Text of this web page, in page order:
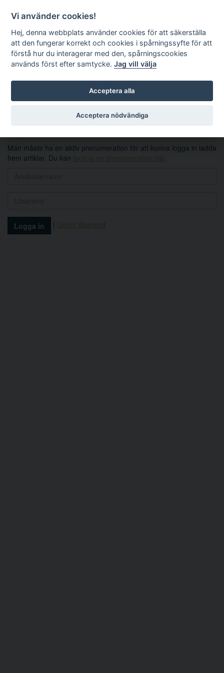
Sök
Logga in
Man måste ha en aktiv prenumeration för att kunna logga in ladda
hem artiklar. Du kan
|
Vi använder cookies!
Hej, denna webbplats använder cookies för att säkerställa
att den fungerar korrekt och cookies i spårningssyfte för att
förstå hur du interagerar med den, spårningscookies
används först efter samtycke.Jag vill välja
Acceptera alla
Acceptera nödvändiga